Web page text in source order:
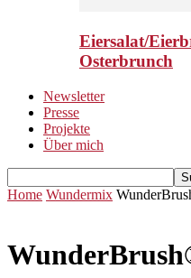
Eiersalat/
Osterbrunch
Newsletter
Presse
Projekte
Über mich
Home Wundermix